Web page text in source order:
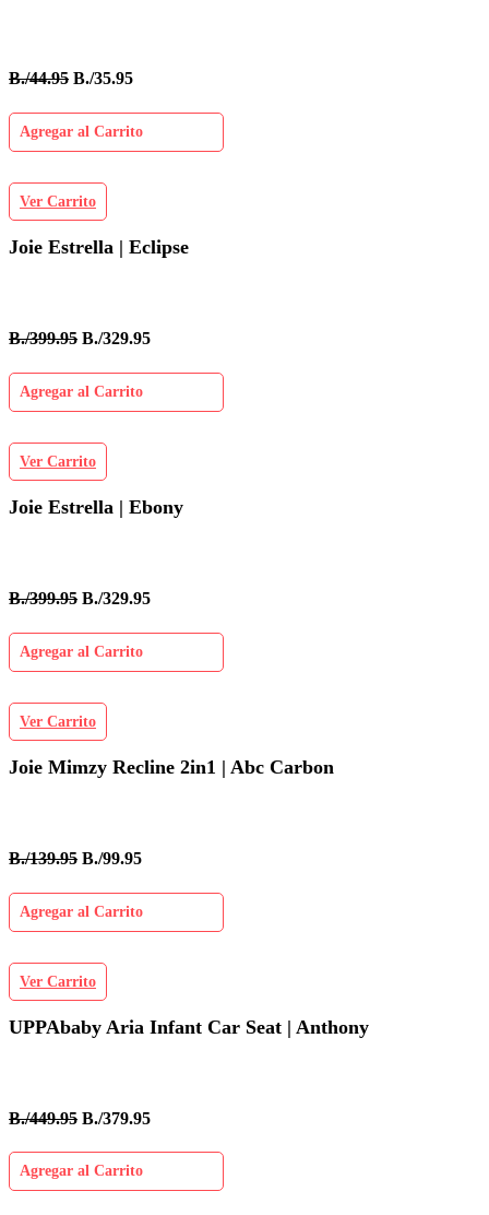
B./44.95 B./35.95
Agregar al Carrito
Ver Carrito
Joie Estrella | Eclipse
B./399.95 B./329.95
Agregar al Carrito
Ver Carrito
Joie Estrella | Ebony
B./399.95 B./329.95
Agregar al Carrito
Ver Carrito
Joie Mimzy Recline 2in1 | Abc Carbon
B./139.95 B./99.95
Agregar al Carrito
Ver Carrito
UPPAbaby Aria Infant Car Seat | Anthony
B./449.95 B./379.95
Agregar al Carrito